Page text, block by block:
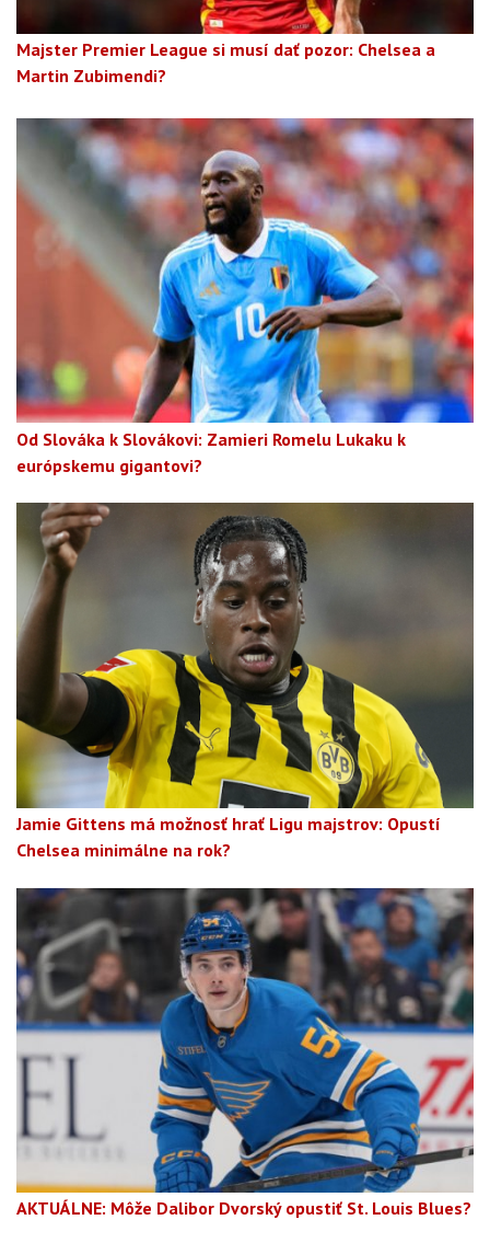
Majster Premier League si musí dať pozor: Chelsea a
Martin Zubimendi?
Od Slováka k Slovákovi: Zamieri Romelu Lukaku k
európskemu gigantovi?
Jamie Gittens má možnosť hrať Ligu majstrov: Opustí
Chelsea minimálne na rok?
AKTUÁLNE: Môže Dalibor Dvorský opustiť St. Louis Blues?